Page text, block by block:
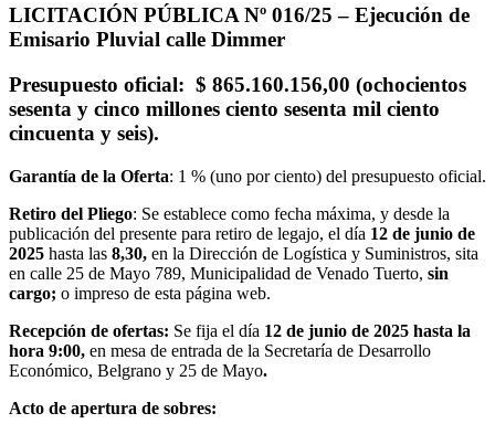
LICITACIÓN PÚBLICA Nº 016/25 – Ejecución de
Emisario Pluvial calle Dimmer
Presupuesto oficial: $ 865.160.156,00 (ochocientos
sesenta y cinco millones ciento sesenta mil ciento
cincuenta y seis).
Garantía de la Oferta: 1 % (uno por ciento) del presupuesto oficial.
Retiro del Pliego: Se establece como fecha máxima, y desde la
publicación del presente para retiro de legajo, el día 12 de junio de
2025 hasta las 8,30, en la Dirección de Logística y Suministros, sita
en calle 25 de Mayo 789, Municipalidad de Venado Tuerto, sin
cargo; o impreso de esta página web.
Recepción de ofertas: Se fija el día 12 de junio de 2025 hasta la
hora 9:00, en mesa de entrada de la Secretaría de Desarrollo
Económico, Belgrano y 25 de Mayo.
Acto de apertura de sobres: